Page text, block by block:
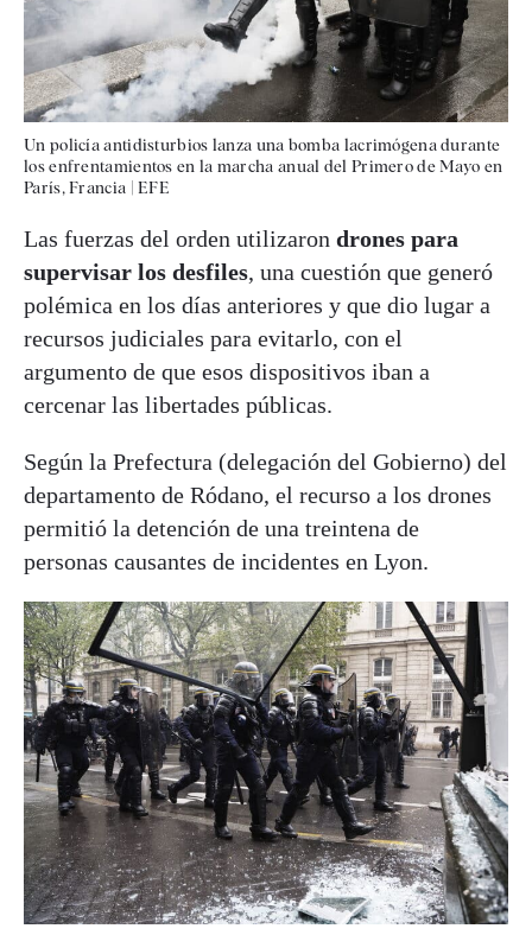
Un policía antidisturbios lanza una bomba lacrimógena durante
los enfrentamientos en la marcha anual del Primero de Mayo en
París, Francia |EFE
Las fuerzas del orden utilizaron drones para
supervisar los desfiles, una cuestión que generó
polémica en los días anteriores y que dio lugar a
recursos judiciales para evitarlo, con el
argumento de que esos dispositivos iban a
cercenar las libertades públicas.
Según la Prefectura (delegación del Gobierno) del
departamento de Ródano, el recurso a los drones
permitió la detención de una treintena de
personas causantes de incidentes en Lyon.